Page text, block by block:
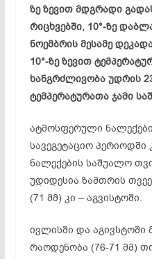
ზე ზევით მდგრადი
რიცხვებში, 10°-ზე
ნოემბრის მესამე
10°-ზე ზევით
ხანგრძლივობა უდრის
ტემპერატურათა ჯამი
ატმოსფერული
სავეგეტაციო პერიოდში
ნალექების საშუალო
უდიდესია ზამთრის
(71 მმ) კი – აგვისტოში.
ივლისში და აგივსტოში
რაოდენობა (76-71 მმ)